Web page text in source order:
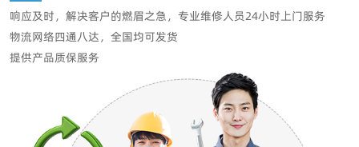
响应及时，解决客户的燃眉之急， 专业维修人员24小时上门服务
物流网络四通八达，全国均可发货
提供产品质保服务